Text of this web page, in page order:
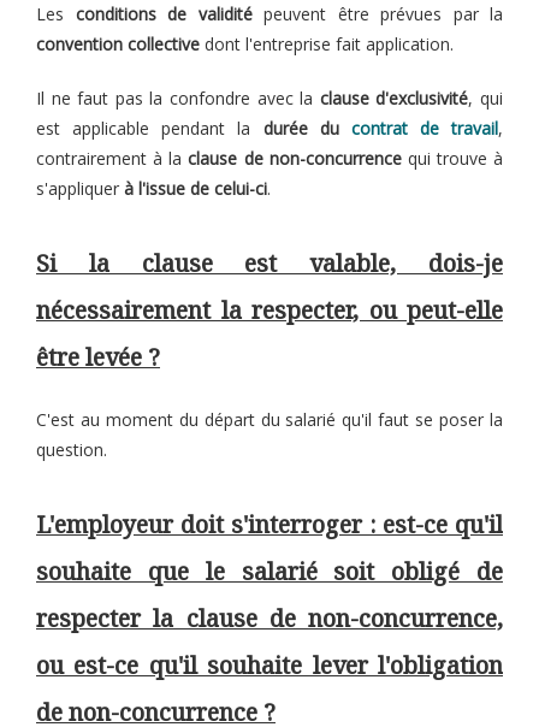
Les conditions de validitépeuvent être prévues par la
convention collective dont l'entreprise fait application.
Il ne faut pas la confondre avec la clause d'exclusivité, qui
est applicable pendant la durée du contrat de travail,
contrairement à laclause de non-concurrencequi trouve à
s'appliquer à l'issue de celui-ci.
Si la clause est valable, dois-je
nécessairement la respecter, ou peut-elle
être levée ?
C'est au moment du départ du salarié qu'il faut se poser la
question.
L'employeur doit s'interroger : est-ce qu'il
souhaite que le salarié soit obligé de
respecter la clause de non-concurrence,
ou est-ce qu'il souhaite lever l'obligation
de non-concurrence ?